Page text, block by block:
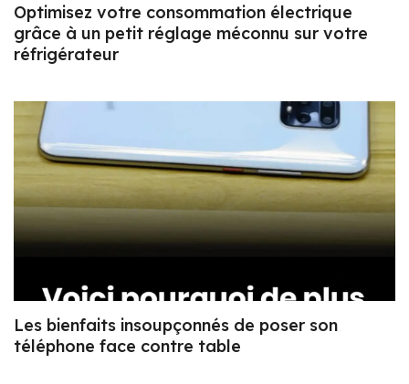
Optimisez votre consommation électrique
grâce à un petit réglage méconnu sur votre
réfrigérateur
Les bienfaits insoupçonnés de poser son
téléphone face contre table